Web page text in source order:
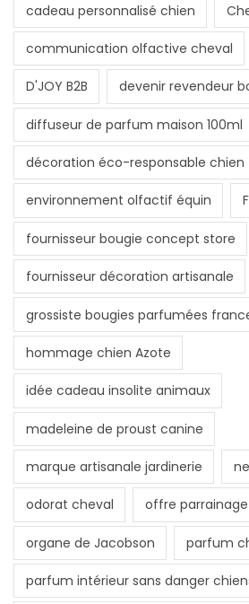
cadeau personnalisé chien
communication olfactive cheval
D'JOY B2B devenir revendeur
diffuseur de parfum maison 100ml
décoration éco-responsable chien
environnement olfactif équin
fournisseur bougie concept store
fournisseur décoration artisanale
grossiste bougies parfumées
hommage chien Azote
idée cadeau insolite animaux
madeleine de proust canine
marque artisanale jardinerie
odorat cheval offre parrainage
organe de Jacobson parfum
parfum intérieur sans danger